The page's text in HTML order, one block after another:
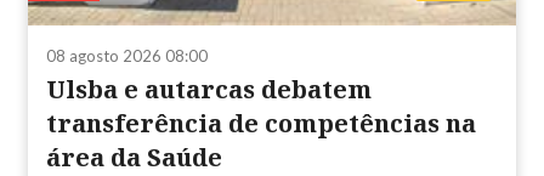
08 agosto 2026 08:00
Ulsba e autarcas debatem
transferência de competências na
área da Saúde